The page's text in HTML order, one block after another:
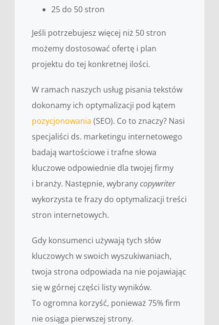
25 do 50 stron
Jeśli potrzebujesz więcej niż 50 stron
możemy dostosować ofertę i plan
projektu do tej konkretnej ilości.
W ramach naszych usług pisania tekstów
dokonamy ich optymalizacji pod kątem
pozycjonowania (SEO). Co to znaczy? Nasi
specjaliści ds. marketingu internetowego
badają wartościowe i trafne słowa
kluczowe odpowiednie dla twojej firmy
i branży. Następnie, wybranycopywriter
wykorzysta te frazy do optymalizacji treści
stron internetowych.
Gdy konsumenci używają tych słów
kluczowych w swoich wyszukiwaniach,
twoja strona odpowiada na nie pojawiając
się w górnej części listy wyników.
To ogromna korzyść, ponieważ 75% firm
nie osiąga pierwszej strony.